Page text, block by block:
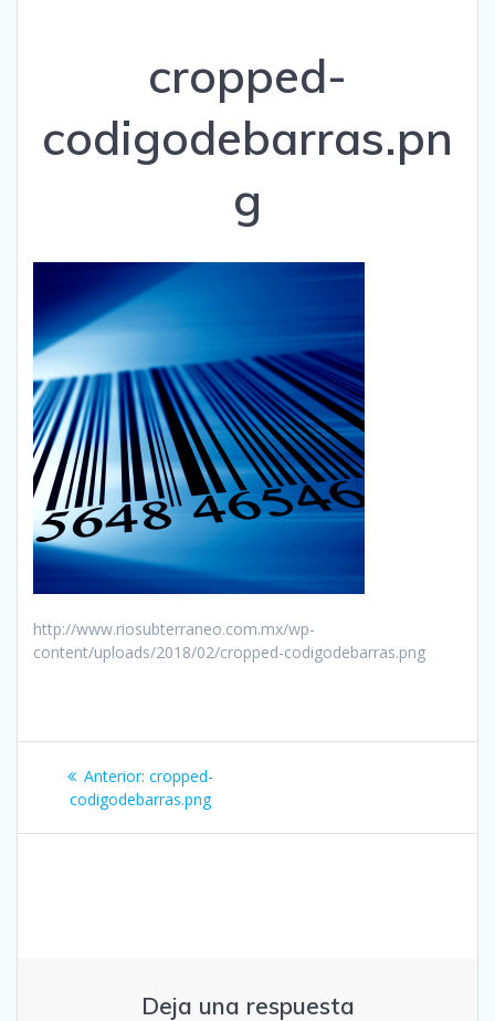
cropped-
codigodebarras.pn
g
http://www.riosubterraneo.com.mx/wp-
content/uploads/2018/02/cropped-codigodebarras.png
Navegación
Anterior: Entrada
anterior:
cropped-
codigodebarras.png
Deja una respuesta